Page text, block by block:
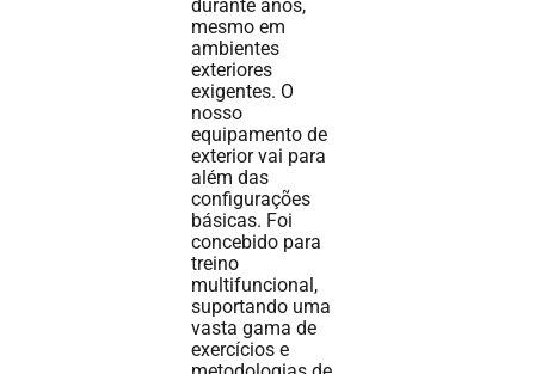
durante anos,
mesmo em
ambientes
exteriores
exigentes. O
nosso
equipamento de
exterior vai para
além das
configurações
básicas. Foi
concebido para
treino
multifuncional,
suportando uma
vasta gama de
exercícios e